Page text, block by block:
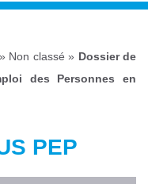
Non classé » Dossier de
des Personnes en
PEP